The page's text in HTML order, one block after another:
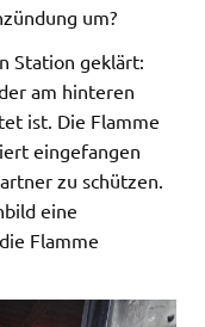
um?
Station geklärt:
am hinteren
ist. Die Flamme
eingefangen
zu schützen.
eine
Flamme